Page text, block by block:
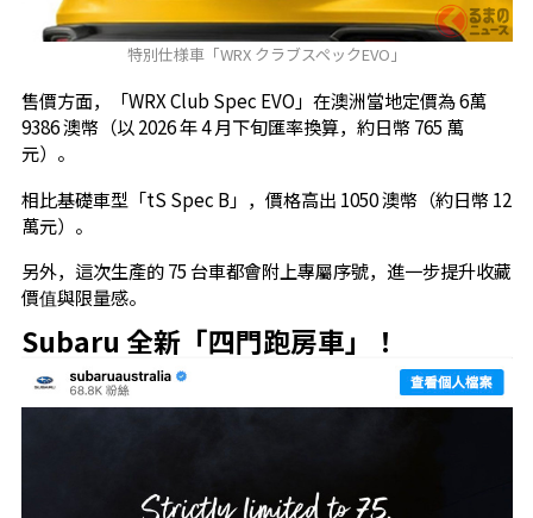
特別仕様車「WRX クラブスペックEVO」
售價方面，「WRX Club Spec EVO」在澳洲當地定價為 6萬
9386 澳幣（以 2026 年 4 月下旬匯率換算，約日幣 765 萬
元）。
相比基礎車型「tS Spec B」，價格高出 1050 澳幣（約日幣 12
萬元）。
另外，這次生產的 75 台車都會附上專屬序號，進一步提升收藏
價值與限量感。
Subaru 全新「四門跑房車」！